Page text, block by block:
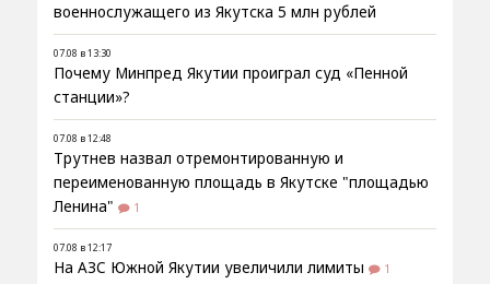
военнослужащего из Якутска 5 млн рублей
07.08 в 13:30
Почему Минпред Якутии проиграл суд «Пенной
станции»?
07.08 в 12:48
Трутнев назвал отремонтированную и
переименованную площадь в Якутске "площадью
Ленина"
1
07.08 в 12:17
На АЗС Южной Якутии увеличили лимиты 1